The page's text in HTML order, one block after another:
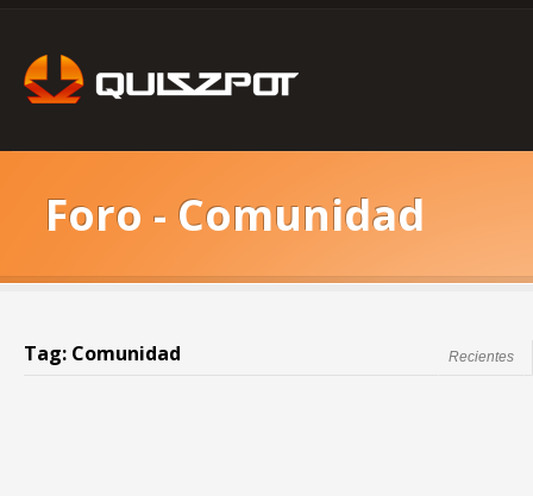
Foro - Comunidad
Tag: Comunidad Recientes